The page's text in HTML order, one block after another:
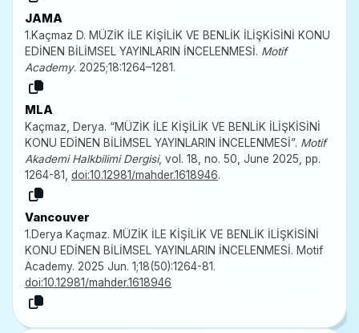
JAMA
1.Kaçmaz D. MÜZİK İLE KİŞİLİK VE BENLİK İLİŞKİSİNİ KONU
EDİNEN BİLİMSEL YAYINLARIN İNCELENMESİ. Motif
Academy. 2025;18:1264–1281.
MLA
Kaçmaz, Derya. “MÜZİK İLE KİŞİLİK VE BENLİK İLİŞKİSİNİ
KONU EDİNEN BİLİMSEL YAYINLARIN İNCELENMESİ”. Motif
Akademi Halkbilimi Dergisi, vol. 18, no. 50, June 2025, pp.
1264-81, doi:10.12981/mahder.1618946.
Vancouver
1.Derya Kaçmaz. MÜZİK İLE KİŞİLİK VE BENLİK İLİŞKİSİNİ
KONU EDİNEN BİLİMSEL YAYINLARIN İNCELENMESİ. Motif
Academy. 2025 Jun. 1;18(50):1264-81.
doi:10.12981/mahder.1618946